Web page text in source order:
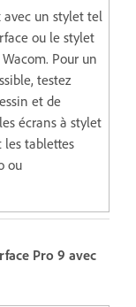
un stylet tel
ou le stylet
Pour un
testez
et de
écrans à stylet
les tablettes
ou
Pro 9 avec